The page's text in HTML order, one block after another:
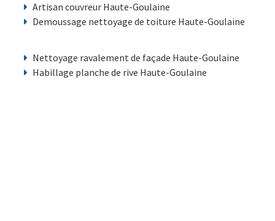
Artisan couvreur Haute-Goulaine
Demoussage nettoyage de toiture Haute-Goulaine
Nettoyage ravalement de façade Haute-Goulaine
Habillage planche de rive Haute-Goulaine